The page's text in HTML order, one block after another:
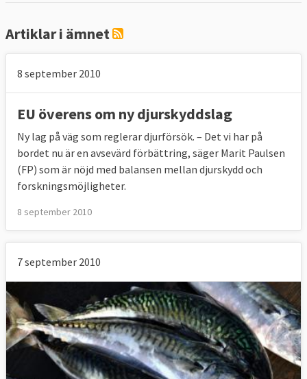
Artiklar i ämnet
8 september 2010
EU överens om ny djurskyddslag
Ny lag på väg som reglerar djurförsök. – Det vi har på
bordet nu är en avsevärd förbättring, säger Marit Paulsen
(FP) som är nöjd med balansen mellan djurskydd och
forskningsmöjligheter.
8 september 2010
7 september 2010